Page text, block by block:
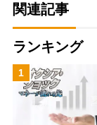
関連記事
ランキング
1